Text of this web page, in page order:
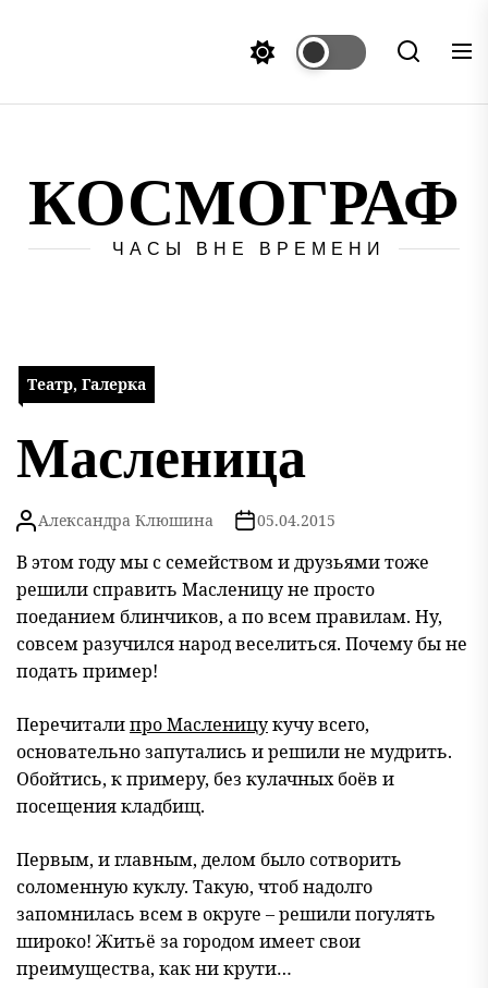
КОСМОГРАФ
ЧАСЫ ВНЕ ВРЕМЕНИ
Театр, Галерка
Масленица
Александра Клюшина 05.04.2015
В этом году мы с семейством и друзьями тоже
решили справить Масленицу не просто
поеданием блинчиков, а по всем правилам. Ну,
совсем разучился народ веселиться. Почему бы не
подать пример!
Перечиталипро Масленицукучу всего,
основательно запутались и решили не мудрить.
Обойтись, к примеру, без кулачных боёв и
посещения кладбищ.
Первым, и главным, делом было сотворить
соломенную куклу. Такую, чтоб надолго
запомнилась всем в округе – решили погулять
широко! Житьё за городом имеет свои
преимущества, как ни крути…